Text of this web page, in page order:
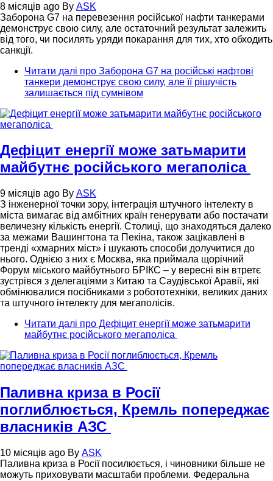
8 місяців ago By ASK
Заборона G7 на перевезення російської нафти танкерами
демонструє свою силу, але остаточний результат залежить
від того, чи посилять уряди покарання для тих, хто обходить
санкції.
Читати далі про Заборона G7 на російські нафтові
танкери демонструє свою силу, але її рішучість
залишається під сумнівом
Дефіцит енергії може затьмарити
майбутнє російського мегаполіса
9 місяців ago By ASK
З інженерної точки зору, інтеграція штучного інтелекту в
міста вимагає від амбітних країн генерувати або постачати
величезну кількість енергії. Столиці, що знаходяться далеко
за межами Вашингтона та Пекіна, також зацікавлені в
тренді «хмарних міст» і шукають способи долучитися до
нього. Однією з них є Москва, яка приймала щорічний
Форум міського майбутнього БРІКС – у вересні він втретє
зустрівся з делегаціями з Китаю та Саудівської Аравії, які
обмінювалися посібниками з робототехніки, великих даних
та штучного інтелекту для мегаполісів.
Читати далі про Дефіцит енергії може затьмарити
майбутнє російського мегаполіса
Паливна криза в Росії
поглиблюється, Кремль попереджає
власників АЗС
10 місяців ago By ASK
Паливна криза в Росії посилюється, і чиновники більше не
можуть приховувати масштаби проблеми. Федеральна